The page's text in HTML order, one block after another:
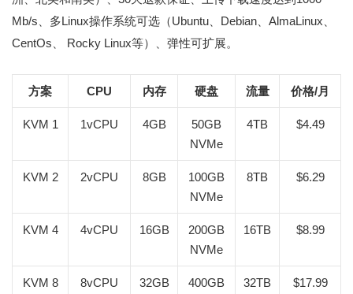
Mb/s、多Linux操作系统可选（Ubuntu、Debian、AlmaLinux、
CentOs、 Rocky Linux等）、弹性可扩展。
方案 CPU 内存 硬盘 流量 价格/月
KVM 1 1vCPU 4GB
50GB
NVMe
4TB $4.49
KVM 2 2vCPU 8GB
100GB
NVMe
8TB $6.29
KVM 4 4vCPU 16GB
200GB
NVMe
16TB $8.99
KVM 8 8vCPU 32GB
400GB
32TB $17.99